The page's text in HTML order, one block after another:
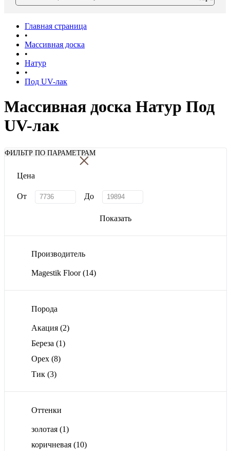
Главная страница
•
Массивная доска
•
Натур
•
Под UV-лак
Массивная доска Натур Под
UV-лак
ФИЛЬТР ПО ПАРАМЕТРАМ
×
Цена
От До
Показать
Производитель
Magestik Floor(14)
Порода
Акация (2)
Береза (1)
Орех (8)
Тик (3)
Оттенки
золотая (1)
коричневая (10)